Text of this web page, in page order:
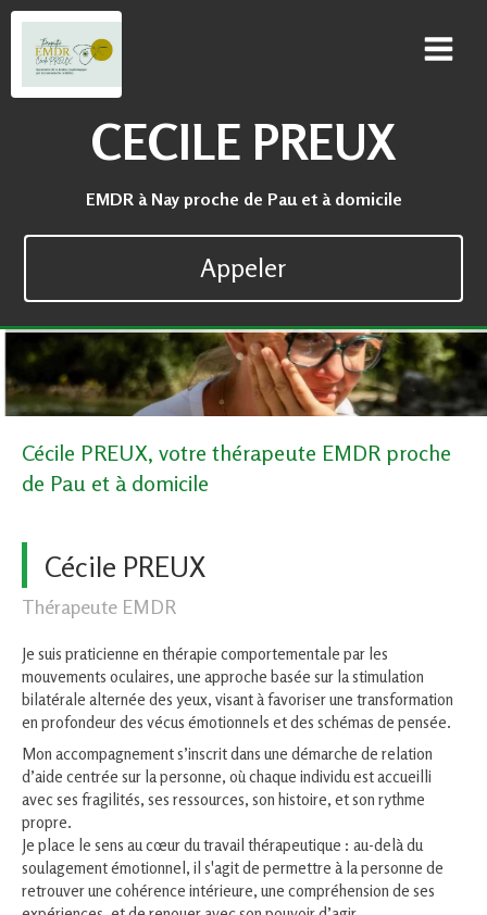
CECILE PREUX
EMDR à Nay proche de Pau et à domicile
Appeler
Cécile PREUX, votre thérapeute EMDR proche
de Pau et à domicile
Cécile PREUX
Thérapeute EMDR
Je suis praticienne en thérapie comportementale par les
mouvements oculaires, une approche basée sur la stimulation
bilatérale alternée des yeux, visant à favoriser une transformation
en profondeur des vécus émotionnels et des schémas de pensée.
Mon accompagnement s’inscrit dans une démarche de relation
d’aide centrée sur la personne, où chaque individu est accueilli
avec ses fragilités, ses ressources, son histoire, et son rythme
propre.
Je place le sens au cœur du travail thérapeutique : au-delà du
soulagement émotionnel, il s'agit de permettre à la personne de
retrouver une cohérence intérieure, une compréhension de ses